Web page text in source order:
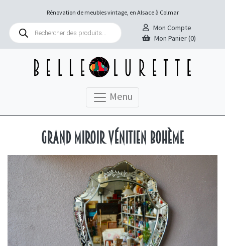
Rénovation de meubles vintage, en Alsace à Colmar
Recherche
produits
Mon Compte
Mon Panier (0)
Menu
Grand miroir vénitien bohème